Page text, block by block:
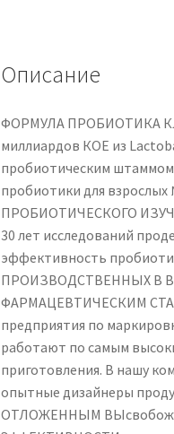
Vegan
The
Most
scientifically
Studied
Strain
Globally,
with
The
Greatest
Level
of
Clinical
Описание
ФОРМУЛА ПРОБИОТИКА
миллиардов КОЕ из
пробиотическим
пробиотики для
ПРОБИОТИЧЕСКОГО
30 лет исследований
эффективность
ПРОИЗВОДСТВЕННЫХ В
ФАРМАЦЕВТИЧЕСКИМ
предприятия по
работают по самым
приготовления. В нашу
опытные дизайнеры
ОТЛОЖЕННЫМ